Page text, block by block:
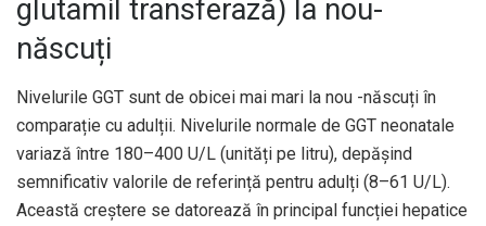
glutamil transferază) la nou-
născuți
Nivelurile GGT sunt de obicei mai mari la nou -născuți în
comparație cu adulții. Nivelurile normale de GGT neonatale
variază între 180–400 U/L (unități pe litru), depășind
semnificativ valorile de referință pentru adulți (8–61 U/L).
Această creștere se datorează în principal funcției hepatice